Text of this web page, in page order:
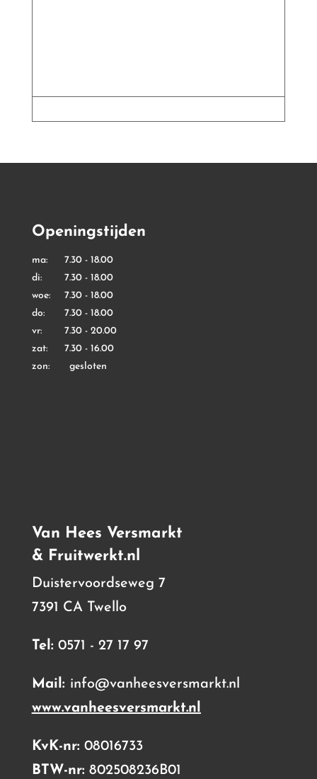
Openingstijden
ma: 7.30 - 18.00
di: 7.30 - 18.00
woe: 7.30 - 18.00
do: 7.30 - 18.00
vr: 7.30 - 20.00
zat: 7.30 - 16.00
zon: gesloten
Van Hees Versmarkt
& Fruitwerkt.nl
Duistervoordseweg 7
7391 CA Twello
Tel: 0571 - 27 17 97
Mail: info@vanheesversmarkt.nl
www.vanheesversmarkt.nl
KvK-nr: 08016733
BTW-nr: 802508236B01